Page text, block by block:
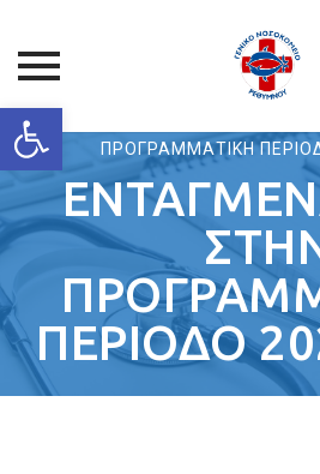
Open toolbar
Skip
to
content
ΠΡΟΓΡΑΜΜΑΤΙΚΗ
ΠΕΡΙΟΔΟ